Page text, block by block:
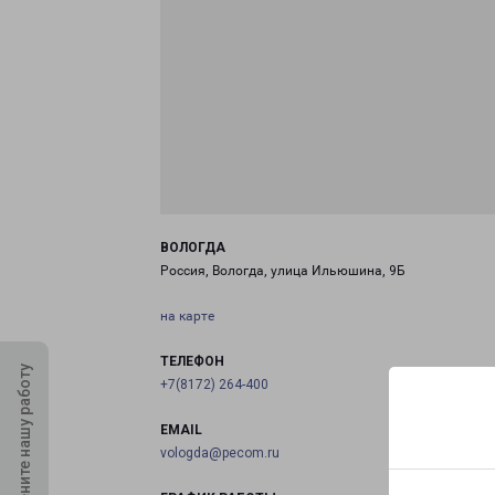
Оцените нашу работу
ВОЛОГДА
Россия, Вологда, улица Ильюшина, 9Б
на карте
ТЕЛЕФОН
+7(8172) 264-400
EMAIL
vologda@pecom.ru